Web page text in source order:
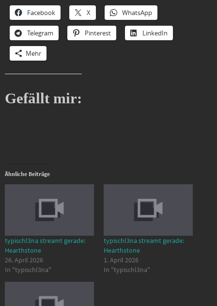
Facebook X WhatsApp
Telegram Pinterest LinkedIn
Mehr
Gefällt mir:
Ähnliche Beiträge
typischl3na streamt gerade:
Hearthstone
26. April 2026
In "typischl3na"
typischl3na streamt gerade:
Hearthstone
1. April 2026
In "typischl3na"